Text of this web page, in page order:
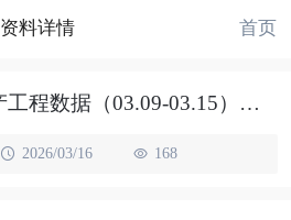
资料详情 首页
2026年全国房地产工程数据（03.09-03.15）周报|房企拿地篇
2026/03/16 168